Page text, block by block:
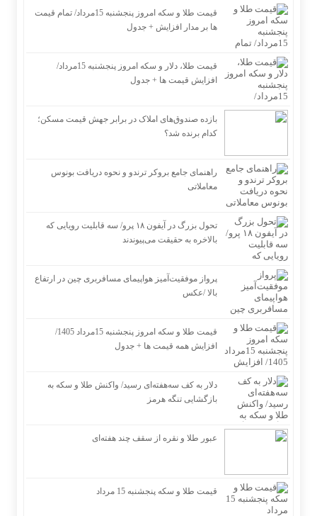
قیمت طلا و سکه امروز پنجشنبه 15مرداد/ تمام قیمت
ها بر مدار افزایش + جدول
قیمت طلا، دلار و سکه امروز پنجشنبه 15مرداد/
افزایش قیمت ها + جدول
بازده صندوق‌های املاک در برابر جهش قیمت مسکن؛
کدام برنده شد؟
راهنمای جامع بروکر ترندو و نحوه دریافت بونوس
معاملاتی
تحول بزرگ در آیفون ۱۸ پرو/ سه قابلیت رویایی که
بالاخره به حقیقت می‌پیوندند
پرواز موفقیت‌آمیز هواپیمای مسافربری چین در ارتفاع
بالا /عکس
قیمت طلا و سکه امروز پنجشنبه 15مرداد 1405/
افزایش همه قیمت ها + جدول
دلار به کف سه‌هفته‌ای رسید/ واکنش طلا و سکه به
بازگشایی تنگه هرمز
عبور طلا و نقره از سقف چند هفته‌ای
قیمت طلا و سکه پنجشنبه 15 مرداد